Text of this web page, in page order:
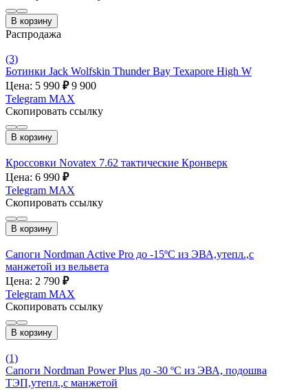
В корзину
Распродажа
(3)
Ботинки Jack Wolfskin Thunder Bay Texapore High W
Цена: 5 990 ₽ 9 900
Telegram MAX
Скопировать ссылку
В корзину
Кроссовки Novatex 7.62 тактические Кронверк
Цена: 6 990 ₽
Telegram MAX
Скопировать ссылку
В корзину
Сапоги Nordman Active Pro до -15ºС из ЭВА,утепл.,с
манжетой из вельвета
Цена: 2 790 ₽
Telegram MAX
Скопировать ссылку
В корзину
(1)
Сапоги Nordman Power Plus до -30 ºС из ЭВА, подошва
ТЭП,утепл.,с манжетой